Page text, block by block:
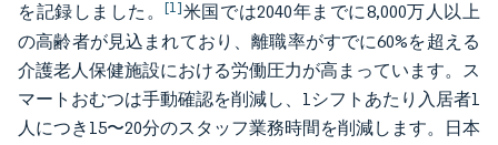
を記録しました。[1]米国では2040年までに8,000万人以上
の高齢者が見込まれており、離職率がすでに60%を超える
介護老人保健施設における労働圧力が高まっています。ス
マートおむつは手動確認を削減し、1シフトあたり入居者1
人につき15〜20分のスタッフ業務時間を削減します。日本